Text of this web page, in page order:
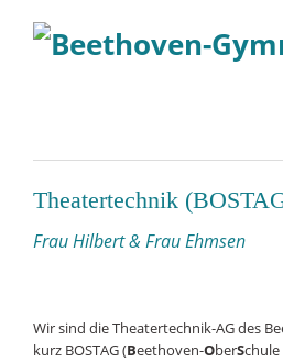
Theatertechnik
Frau Hilbert & Frau Ehmsen
Wir sind die Theatertechnik-AG des
kurz BOSTAG (Beethoven-OberSchule